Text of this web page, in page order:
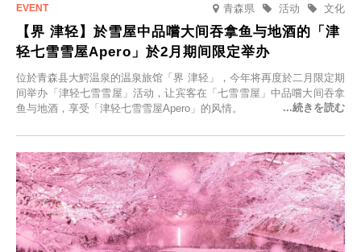
青森県 文化
活动
【界 津轻】於雪屋中品嚐大间吞拿鱼与地酒的「津
轻七雪雪屋Apero」於2月期间限定举办
位於青森县大鰐温泉的温泉旅馆「界 津轻」，今年将再度於二月限定期
间举办「津轻七雪雪屋」活动，让宾客在「七雪雪屋」中品嚐大间吞拿
鱼与地酒，享受「津轻七雪雪屋Apero」的风情。